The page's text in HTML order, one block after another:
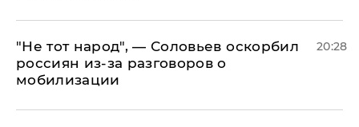
​"Не тот народ", — Соловьев оскорбил
россиян из-за разговоров о
мобилизации
20:28